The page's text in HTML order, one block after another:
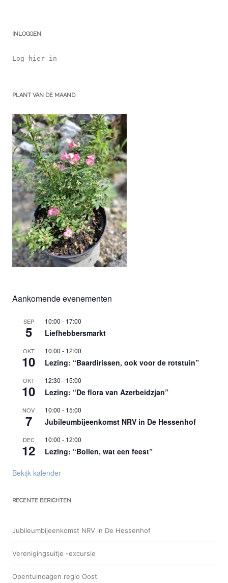
INLOGGEN
Log hier in
PLANT VAN DE MAAND
Aankomende evenementen
SEP
5
10:00 - 17:00
Liefhebbersmarkt
OKT
10
10:00 - 12:00
Lezing: “Baardirissen, ook voor de rotstuin”
OKT
10
12:30 - 15:00
Lezing: “De flora van Azerbeidzjan”
NOV
7
10:00 - 15:00
Jubileumbijeenkomst NRV in De Hessenhof
DEC
12
10:00 - 12:00
Lezing: “Bollen, wat een feest”
Bekijk kalender
RECENTE BERICHTEN
Jubileumbijeenkomst NRV in De Hessenhof
Verenigingsuitje -excursie
Opentuindagen regio Oost